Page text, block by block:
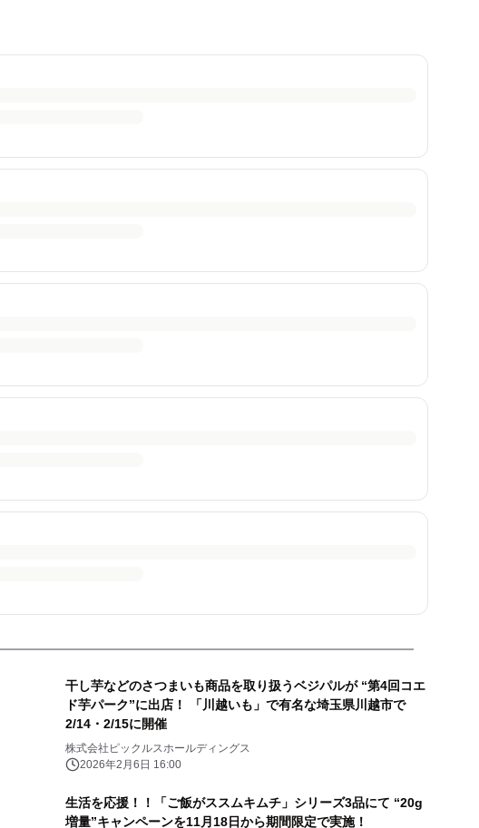
干し芋などのさつまいも商品を取り扱うベジパルが “第4回コエ
ド芋パーク”に出店！ 「川越いも」で有名な埼玉県川越市で
2/14・2/15に開催
株式会社ピックルスホールディングス
2026年2月6日 16:00
生活を応援！！「ご飯がススムキムチ」シリーズ3品にて “20g
増量”キャンペーンを11月18日から期間限定で実施！